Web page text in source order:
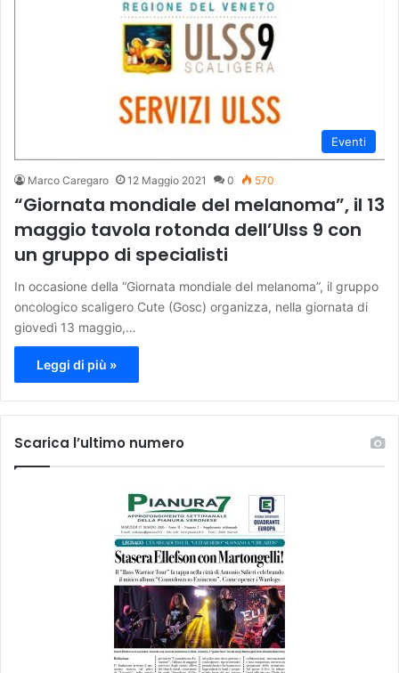
Eventi
Marco Caregaro 12 Maggio 2021 0 570
“Giornata mondiale del melanoma”, il 13
maggio tavola rotonda dell’Ulss 9 con
un gruppo di specialisti
In occasione della “Giornata mondiale del melanoma”, il gruppo
oncologico scaligero Cute (Gosc) organizza, nella giornata di
giovedì 13 maggio,…
Leggi di più »
Scarica l’ultimo numero